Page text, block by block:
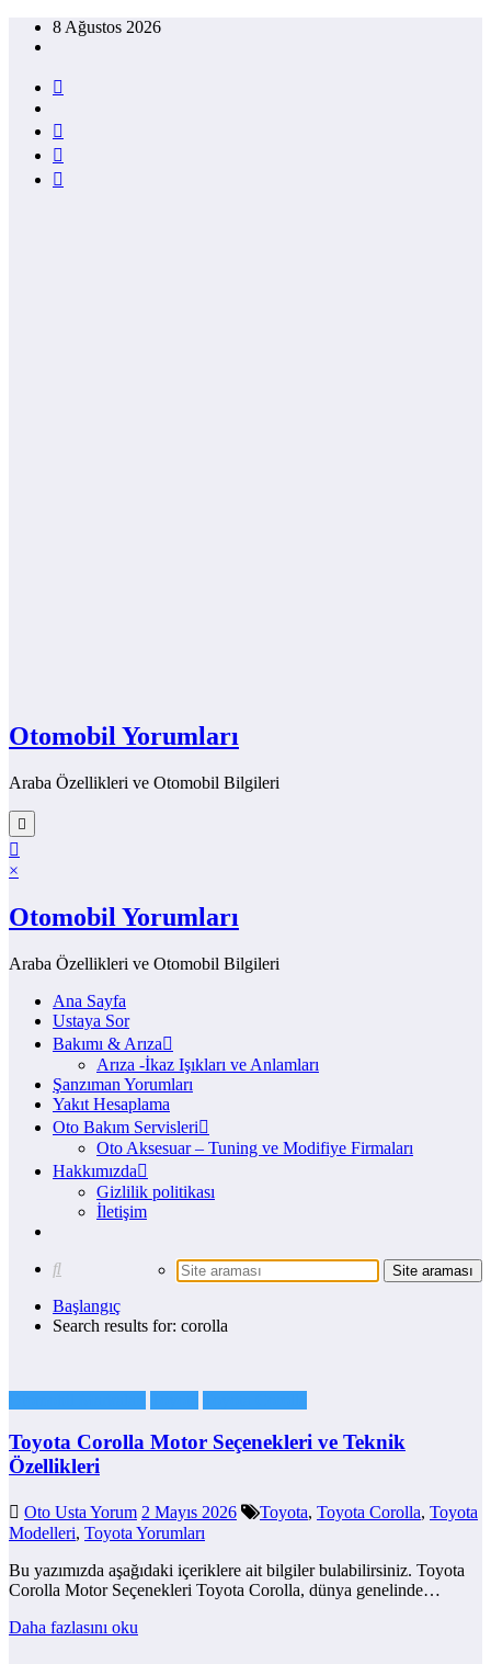
İçeriğe8 Ağustos 2026
Otomobil Yorumları
Araba Özellikleri ve Otomobil Bilgileri
×
Otomobil Yorumları
Araba Özellikleri ve Otomobil Bilgileri
Ana Sayfa
Ustaya Sor
Bakımı & Arıza
Arıza -İkaz Işıkları ve Anlamları
Şanzıman Yorumları
Yakıt Hesaplama
Oto Bakım Servisleri
Oto Aksesuar – Tuning ve Modifiye Firmaları
Hakkımızda
Gizlilik politikası
İletişim
Başlangıç
Search results for: corolla
Toyota Corolla Motor Seçenekleri ve Teknik
Özellikleri
Oto Usta Yorum 2 Mayıs 2026 Toyota, Toyota Corolla, Toyota
Modelleri, Toyota Yorumları
Bu yazımızda aşağıdaki içeriklere ait bilgiler bulabilirsiniz. Toyota
Corolla Motor Seçenekleri Toyota Corolla, dünya genelinde…
Daha fazlasını oku